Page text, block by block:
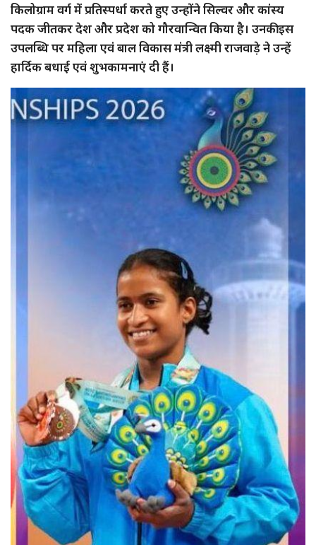
किलोग्राम वर्ग में प्रतिस्पर्धा करते हुए उन्होंने सिल्वर और कांस्य
पदक जीतकर देश और प्रदेश को गौरवान्वित किया है। उनकी इस
उपलब्धि पर महिला एवं बाल विकास मंत्री लक्ष्मी राजवाड़े ने उन्हें
हार्दिक बधाई एवं शुभकामनाएं दी हैं।